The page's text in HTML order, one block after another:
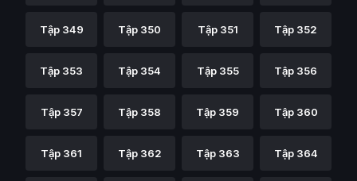
Tập 349 Tập 350 Tập 351 Tập 352
Tập 353 Tập 354 Tập 355 Tập 356
Tập 357 Tập 358 Tập 359 Tập 360
Tập 361 Tập 362 Tập 363 Tập 364